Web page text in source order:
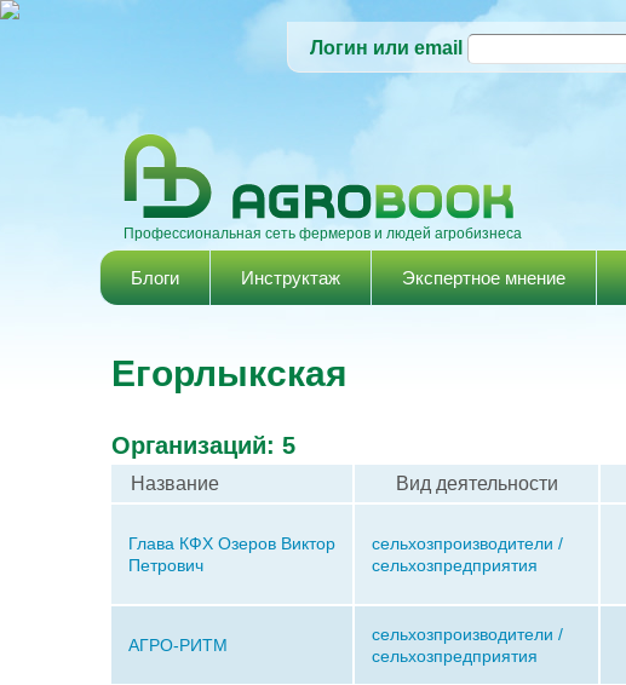
Логин или email
Профессиональная сеть фермеров и людей агробизнеса
Главное меню
Блоги Инструктаж Экспертное мнение
Егорлыкская
Организаций: 5
Название Вид деятельности
Глава КФХ Озеров Виктор
Петрович
сельхозпроизводители /
сельхозпредприятия
АГРО-РИТМ
сельхозпроизводители /
сельхозпредприятия